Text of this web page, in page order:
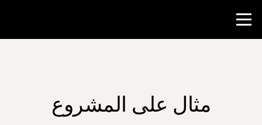
موارد المعلم
مثال على المشروع